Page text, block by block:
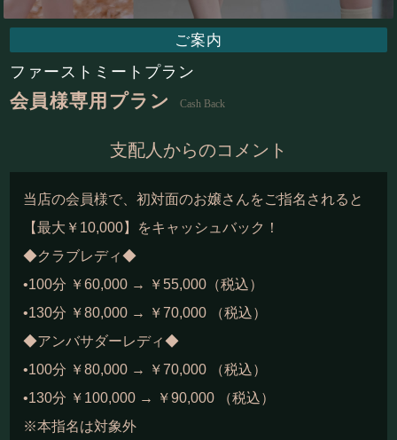
ご案内
ファーストミートプラン
会員様専用プラン Cash Back
支配人からのコメント
当店の会員様で、初対面のお嬢さんをご指名されると
【最大￥10,000】をキャッシュバック！
◆クラブレディ◆
•100分 ￥60,000 → ￥55,000（税込）
•130分 ￥80,000 → ￥70,000 （税込）
◆アンバサダーレディ◆
•100分 ￥80,000 → ￥70,000 （税込）
•130分 ￥100,000 → ￥90,000 （税込）
※本指名は対象外